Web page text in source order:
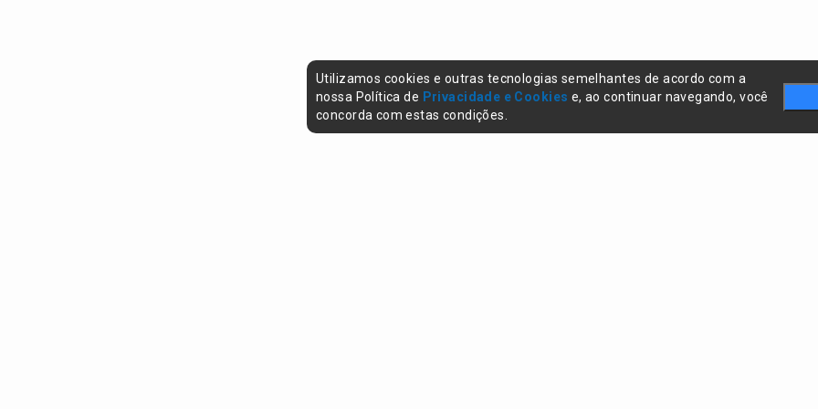
Utilizamos cookies e outras tecnologias semelhantes de acordo com a
nossa Política de Privacidade e Cookies e, ao continuar navegando, você
concorda com estas condições.